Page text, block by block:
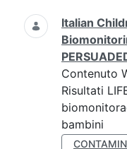
Ricerca
Italian
Contenuto
Risultati
bambini